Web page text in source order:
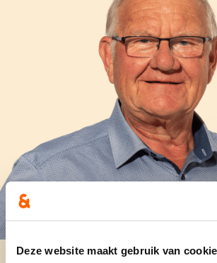
Deze website maakt gebruik van